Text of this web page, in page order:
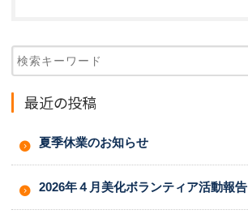
最近の投稿
夏季休業のお知らせ
2026年４月美化ボランティア活動報告